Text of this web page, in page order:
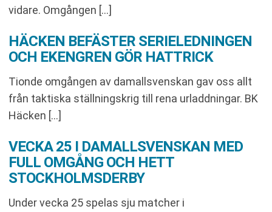
vidare. Omgången […]
HÄCKEN BEFÄSTER SERIELEDNINGEN
OCH EKENGREN GÖR HATTRICK
Tionde omgången av damallsvenskan gav oss allt
från taktiska ställningskrig till rena urladdningar. BK
Häcken […]
VECKA 25 I DAMALLSVENSKAN MED
FULL OMGÅNG OCH HETT
STOCKHOLMSDERBY
Under vecka 25 spelas sju matcher i